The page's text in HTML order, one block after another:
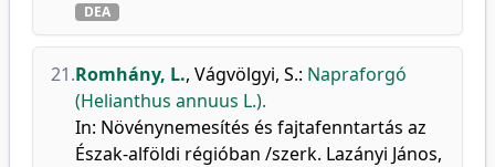
DEA
21.Romhány, L., Vágvölgyi, S.: Napraforgó
(Helianthus annuus L.).
In: Növénynemesítés és fajtafenntartás az
Észak-alföldi régióban /szerk. Lazányi János,